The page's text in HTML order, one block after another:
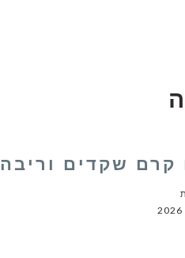
קרם שקדים וריבה